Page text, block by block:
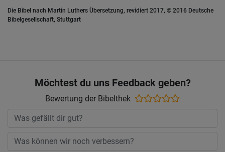
Die Bibel nach Martin Luthers Übersetzung, revidiert 2017, © 2016 Deutsche
Bibelgesellschaft, Stuttgart
Möchtest du uns Feedback geben?
Bewertung der Bibelthek